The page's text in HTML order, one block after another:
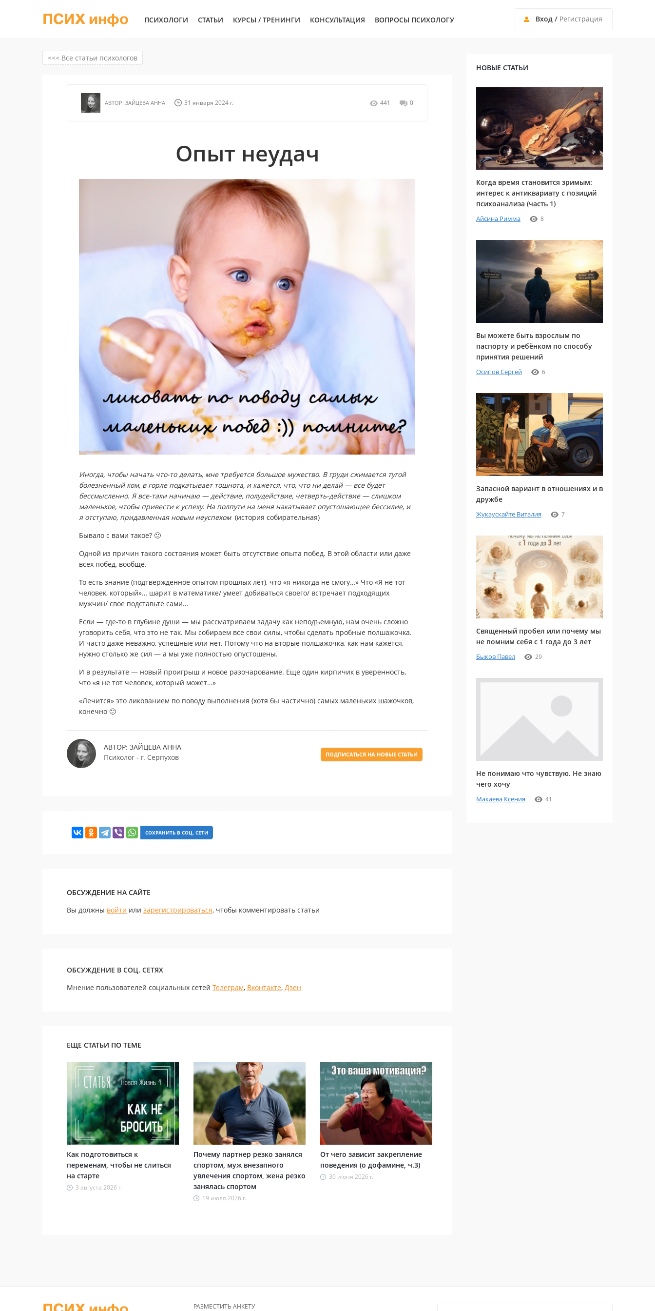
ПСИХ инфо ПСИХОЛОГИ СТАТЬИ КУРСЫ / ТРЕНИНГИ КОНСУЛЬТАЦИЯ ВОПРОСЫ ПСИХОЛОГУ Вход / Регистрация
<<< Все статьи психологов
АВТОР: ЗАЙЦЕВА АННА 31 января 2024 г. 441 0
Опыт неудач
Иногда, чтобы начать что-то делать, мне требуется большое мужество. В груди сжимается тугой
болезненный ком, в горле подкатывает тошнота, и кажется, что, что ни делай — все будет
бессмысленно. Я все-таки начинаю — действие, полудействие, четверть-действие — слишком
маленькое, чтобы привести к успеху. На полпути на меня накатывает опустошающее бессилие, и
я отступаю, придавленная новым неуспехом(история собирательная)
Бывало с вами такое? 🙂
Одной из причин такого состояния может быть отсутствие опыта побед. В этой области или даже
всех побед, вообще.
То есть знание (подтвержденное опытом прошлых лет), что «я никогда не смогу…» Что «Я не тот
человек, который»… шарит в математике/ умеет добиваться своего/ встречает подходящих
мужчин/ свое подставьте сами…
Если — где-то в глубине души — мы рассматриваем задачу как неподъемную, нам очень сложно
уговорить себя, что это не так. Мы собираем все свои силы, чтобы сделать пробные полшажочка.
И часто даже неважно, успешные или нет. Потому что на вторые полшажочка, как нам кажется,
нужно столько же сил — а мы уже полностью опустошены.
И в результате — новый проигрыш и новое разочарование. Еще один кирпичик в уверенность,
что «я не тот человек, который может…»
«Лечится» это ликованием по поводу выполнения (хотя бы частично) самых маленьких шажочков,
конечно 🙂
АВТОР: ЗАЙЦЕВА АННА
Психолог - г. Серпухов
ПОДПИСАТЬСЯ НА НОВЫЕ СТАТЬИ
СОХРАНИТЬ В СОЦ. СЕТИ
ОБСУЖДЕНИЕ НА САЙТЕ
Вы должны войти или зарегистрироваться, чтобы комментировать статьи
ОБСУЖДЕНИЕ В СОЦ. СЕТЯХ
Мнение пользователей социальных сетей Телеграм, Вконтакте, Дзен
ЕЩЕ СТАТЬИ ПО ТЕМЕ
Как подготовиться к
переменам, чтобы не слиться
на старте
3 августа 2026 г.
Почему партнер резко занялся
спортом, муж внезапного
увлечения спортом, жена резко
занялась спортом
19 июля 2026 г.
От чего зависит закрепление
поведения (о дофамине, ч.3)
30 июня 2026 г.
НОВЫЕ СТАТЬИ
Когда время становится зримым:
интерес к антиквариату с позиций
психоанализа (часть 1)
Айсина Римма 8
Вы можете быть взрослым по
паспорту и ребёнком по способу
принятия решений
Осипов Сергей 6
Запасной вариант в отношениях и в
дружбе
Жукаускайте Виталия 7
Священный пробел или почему мы
не помним себя с 1 года до 3 лет
Быков Павел 29
Не понимаю что чувствую. Не знаю
чего хочу
Макаева Ксения 41
РАЗМЕСТИТЬ АНКЕТУ